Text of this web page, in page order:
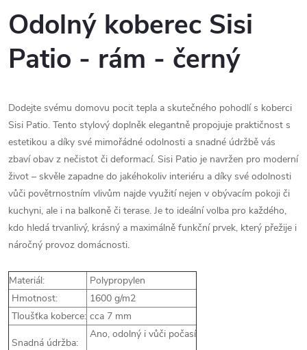
Odolný koberec Sisi
Patio - rám - černý
Dodejte svému domovu pocit tepla a skutečného pohodlí s koberci
Sisi Patio. Tento stylový doplněk elegantně propojuje praktičnost s
estetikou a díky své mimořádné odolnosti a snadné údržbě vás
zbaví obav z nečistot či deformací. Sisi Patio je navržen pro moderní
život – skvěle zapadne do jakéhokoliv interiéru a díky své odolnosti
vůči povětrnostním vlivům najde využití nejen v obývacím pokoji či
kuchyni, ale i na balkoně či terase. Je to ideální volba pro každého,
kdo hledá trvanlivý, krásný a maximálně funkční prvek, který přežije i
náročný provoz domácnosti.
Materiál:
Polypropylen
Hmotnost:
1600 g/m2
Tloušťka koberce: cca 7 mm
Snadná údržba:
Ano, odolný i vůči počasí